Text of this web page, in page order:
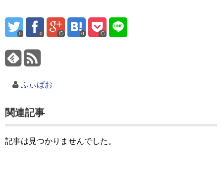
0 0 0
ふぃばお
関連記事
記事は見つかりませんでした。